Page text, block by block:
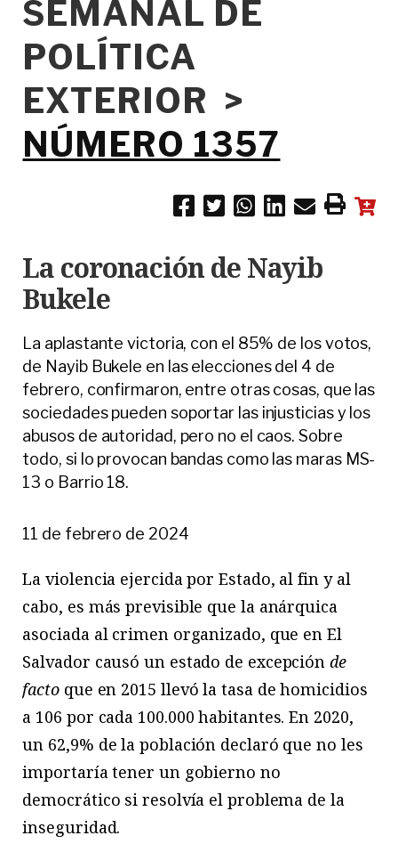
SEMANAL DE
POLÍTICA
EXTERIOR >
NÚMERO 1357
La coronación de Nayib
Bukele
La aplastante victoria, con el 85% de los votos,
de Nayib Bukele en las elecciones del 4 de
febrero, confirmaron, entre otras cosas, que las
sociedades pueden soportar las injusticias y los
abusos de autoridad, pero no el caos. Sobre
todo, si lo provocan bandas como las maras MS-
13 o Barrio 18.
11 de febrero de 2024
La violencia ejercida por Estado, al fin y al
cabo, es más previsible que la anárquica
asociada al crimen organizado, que en El
Salvador causó un estado de excepciónde
facto que en 2015 llevó la tasa de homicidios
a 106 por cada 100.000 habitantes. En 2020,
un 62,9% de la población declaró que no les
importaría tener un gobierno no
democrático si resolvía el problema de la
inseguridad.